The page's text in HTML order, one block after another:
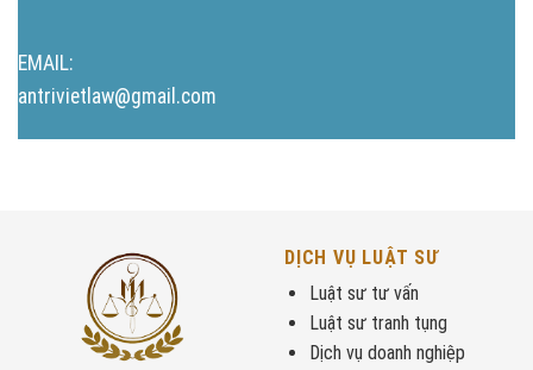
EMAIL:
antrivietlaw@gmail.com
DỊCH VỤ LUẬT SƯ
Luật sư tư vấn
Luật sư tranh tụng
Dịch vụ doanh nghiệp